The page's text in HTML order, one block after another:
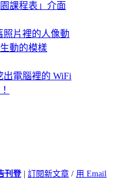
課程表」介面
照片裡的人像動
動的模樣
出電腦裡的 WiFi
刊登| 訂閱新文章 / 用 Email